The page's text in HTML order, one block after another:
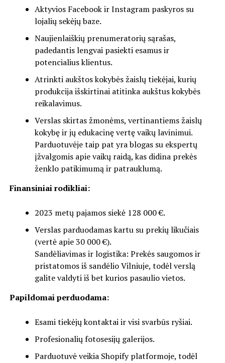
Aktyvios Facebook ir Instagram paskyros su
lojalių sekėjų baze.
Naujienlaiškių prenumeratorių sąrašas,
padedantis lengvai pasiekti esamus ir
potencialius klientus.
Atrinkti aukštos kokybės žaislų tiekėjai, kurių
produkcija išskirtinai atitinka aukštus kokybės
reikalavimus.
Verslas skirtas žmonėms, vertinantiems žaislų
kokybę ir jų edukacinę vertę vaikų lavinimui.
Parduotuvėje taip pat yra blogas su ekspertų
įžvalgomis apie vaikų raidą, kas didina prekės
ženklo patikimumą ir patrauklumą.
Finansiniai rodikliai:
2023 metų pajamos siekė 128 000 €.
Verslas parduodamas kartu su prekių likučiais
(vertė apie 30 000 €).
Sandėliavimas ir logistika: Prekės saugomos ir
pristatomos iš sandėlio Vilniuje, todėl verslą
galite valdyti iš bet kurios pasaulio vietos.
Papildomai perduodama:
Esami tiekėjų kontaktai ir visi svarbūs ryšiai.
Profesionalių fotosesijų galerijos.
Parduotuvė veikia Shopify platformoje, todėl